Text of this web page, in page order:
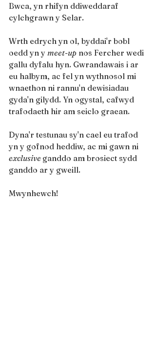
Bwca, yn rhifyn ddiweddaraf
cylchgrawn y Selar.
Wrth edrych yn ol, byddai'r bobl
oedd yn y meet-up nos Fercher wedi
gallu dyfalu hyn. Gwrandawais i ar
eu halbym, ac fel yn wythnosol mi
wnaethon ni rannu'n dewisiadau
gyda'n gilydd. Yn ogystal, cafwyd
trafodaeth hir am seiclo graean.
Dyna'r testunau sy'n cael eu trafod
yn y gofnod heddiw, ac mi gawn ni
exclusive ganddo am brosiect sydd
ganddo ar y gweill.
Mwynhewch!